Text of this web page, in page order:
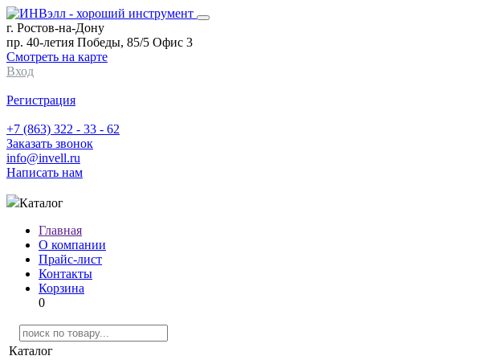
г. Ростов-на-Дону
пр. 40-летия Победы, 85/5 Офис 3
Смотреть на карте
Вход
Регистрация
+7 (863) 322 - 33 - 62
Заказать звонок
info@invell.ru
Написать нам
Каталог
Главная
О компании
Прайс-лист
Контакты
Корзина
0
Каталог